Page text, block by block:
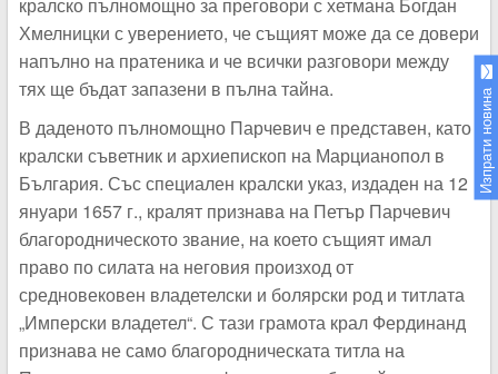
Хмелницки с уверението, че същият може да се довери
напълно на пратеника и че всички разговори между
тях ще бъдат запазени в пълна тайна.
В даденото пълномощно Парчевич е представен, като
кралски съветник и архиепископ на Марцианопол в
България. Със специален кралски указ, издаден на 12
януари 1657 г., кралят признава на Петър Парчевич
благородническото звание, на което същият имал
право по силата на неговия произход от
средновековен владетелски и болярски род и титлата
„Имперски владетел“. С тази грамота крал Фердинанд
признава не само благородническата титла на
Изпрати новина